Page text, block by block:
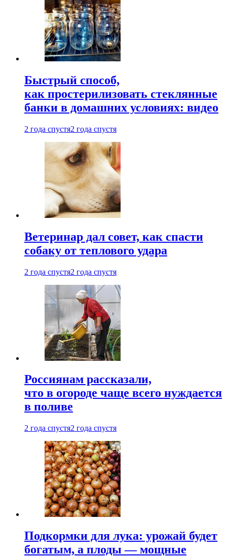
Быстрый способ,
как простерилизовать стеклянные
банки в домашних условиях: видео
2 года спустя2 года спустя
Ветеринар дал совет, как спасти
собаку от теплового удара
2 года спустя2 года спустя
Россиянам рассказали,
что в огороде чаще всего нуждается
в поливе
2 года спустя2 года спустя
Подкормки для лука: урожай будет
богатым, а плоды — мощные